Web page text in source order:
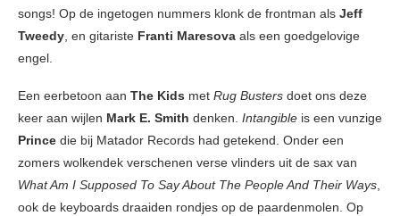
songs! Op de ingetogen nummers klonk de frontman als Jeff
Tweedy, en gitariste Franti Maresova als een goedgelovige
engel.
Een eerbetoon aan The Kids met Rug Busters doet ons deze
keer aan wijlen Mark E. Smith denken. Intangible is een vunzige
Prince die bij Matador Records had getekend. Onder een
zomers wolkendek verschenen verse vlinders uit de sax van
What Am I Supposed To Say About The People And Their Ways,
ook de keyboards draaiden rondjes op de paardenmolen. Op